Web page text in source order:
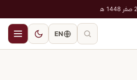
EN